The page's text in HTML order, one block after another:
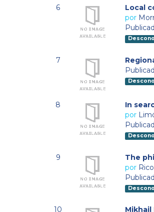
6
Local
por
7
8
In
por
9
The
por
10